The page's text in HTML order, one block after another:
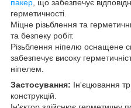
пакер , що забезпечує
герметичності.
Міцне різьблення та
та безпеку робіт.
Різьблення ніпелю оснащене
забезпечує високу
ніпелем.
Застосування: Ін'єцювання
конструкцій.